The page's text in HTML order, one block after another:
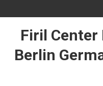
Firil Center
Berlin